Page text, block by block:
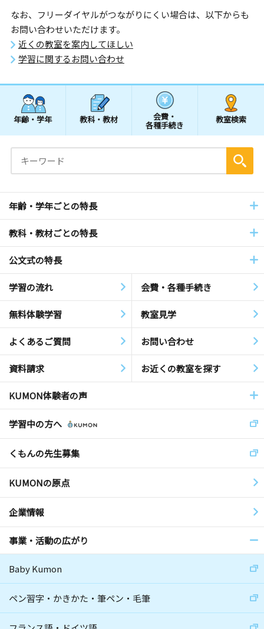
なお、フリーダイヤルがつながりにくい場合は、以下からも
お問い合わせいただけます。
近くの教室を案内してほしい
学習に関するお問い合わせ
年齢・学年 教科・教材 会費・
各種手続き
教室検索
年齢・学年ごとの特長
教科・教材ごとの特長
公文式の特長
学習の流れ 会費・各種手続き
無料体験学習 教室見学
よくあるご質問 お問い合わせ
資料請求 お近くの教室を探す
KUMON体験者の声
学習中の方へ
くもんの先生募集
KUMONの原点
企業情報
事業・活動の広がり
Baby Kumon
ペン習字・かきかた・筆ペン・毛筆